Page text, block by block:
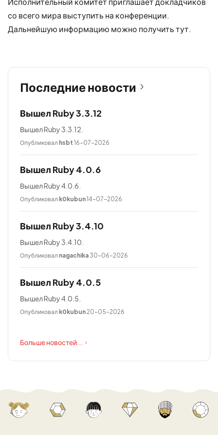
со всего мира выступить на конференции.
Дальнейшую информацию можно получитьтут.
Последние новости
Вышел Ruby 3.3.12
Вышел Ruby 3.3.12.
Опубликовал hsbt 16-07-2026
Вышел Ruby 4.0.6
Вышел Ruby 4.0.6.
Опубликовал k0kubun14-07-2026
Вышел Ruby 3.4.10
Вышел Ruby 3.4.10.
Опубликовал nagachika 30-06-2026
Вышел Ruby 4.0.5
Вышел Ruby 4.0.5.
Опубликовал k0kubun20-05-2026
Больше новостей...